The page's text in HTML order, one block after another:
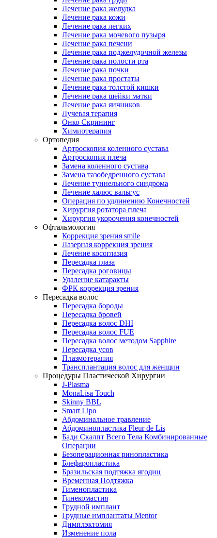
Лечение рака желудка
Лечение рака кожи
Лечение рака легких
Лечение рака мочевого пузыря
Лечение рака печени
Лечение рака поджелудочной железы
Лечение рака полости рта
Лечение рака почки
Лечение рака простаты
Лечение рака толстой кишки
Лечение рака шейки матки
Лечение рака яичников
Лучевая терапия
Онко Скрининг
Химиотерапия
Ортопедия
Артроскопия коленного сустава
Артроскопия плеча
Замена коленного сустава
Замена тазобедренного сустава
Лечение туннельного синдрома
Лечение халюс вальгус
Операция по удлинению Конечностей
Хирургия ротатора плеча
Хирургия укорочения конечностей
Офтальмология
Коррекция зрения smile
Лазерная коррекция зрения
Лечение косоглазия
Пересадка глаза
Пересадка роговицы
Удаление катаракты
ФРК коррекция зрения
Пересадка волос
Пересадка бороды
Пересадка бровей
Пересадка волос DHI
Пересадка волос FUE
Пересадка волос методом Sapphire
Пересадка усов
Плазмотерапия
Трансплантация волос для женщин
Процедуры Пластической Хирургии
J-Plasma
MonaLisa Touch
Skinny BBL
Smart Lipo
Абдоминальное травление
Абдоминопластика Fleur de Lis
Бади Скалпт Всего Тела Комбинированные
Операции
Безоперационная ринопластика
Блефаропластика
Бразильская подтяжка ягодиц
Временная Подтяжка
Гименопластика
Гинекомастия
Грудной имплант
Грудные имплантаты Mentor
Димплэктомия
Изменение пола